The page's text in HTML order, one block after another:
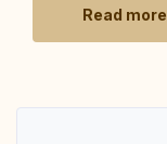
Read more